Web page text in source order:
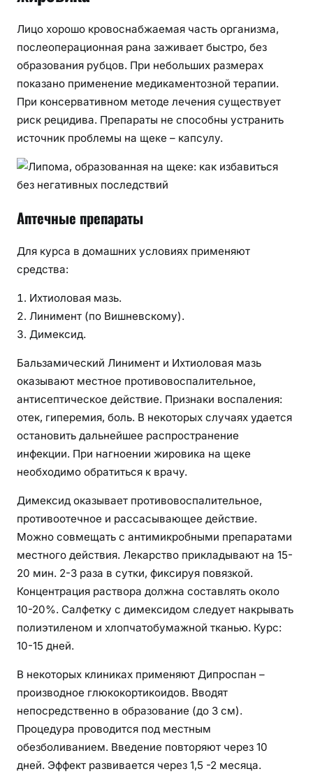
Лицо хорошо кровоснабжаемая часть организма,
послеоперационная рана заживает быстро, без
образования рубцов. При небольших размерах
показано применение медикаментозной терапии.
При консервативном методе лечения существует
риск рецидива. Препараты не способны устранить
источник проблемы на щеке – капсулу.
Аптечные препараты
Для курса в домашних условиях применяют
средства:
Ихтиоловая мазь.
Линимент (по Вишневскому).
Димексид.
Бальзамический Линимент и Ихтиоловая мазь
оказывают местное противовоспалительное,
антисептическое действие. Признаки воспаления:
отек, гиперемия, боль. В некоторых случаях удается
остановить дальнейшее распространение
инфекции. При нагноении жировика на щеке
необходимо обратиться к врачу.
Димексид оказывает противовоспалительное,
противоотечное и рассасывающее действие.
Можно совмещать с антимикробными препаратами
местного действия. Лекарство прикладывают на 15-
20 мин. 2-3 раза в сутки, фиксируя повязкой.
Концентрация раствора должна составлять около
10-20%. Салфетку с димексидом следует накрывать
полиэтиленом и хлопчатобумажной тканью. Курс:
10-15 дней.
В некоторых клиниках применяют Дипроспан –
производное глюкокортикоидов. Вводят
непосредственно в образование (до 3 см).
Процедура проводится под местным
обезболиванием. Введение повторяют через 10
дней. Эффект развивается через 1,5 -2 месяца.